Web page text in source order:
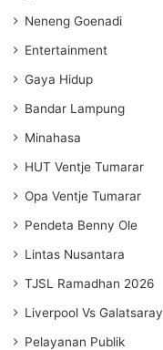
Neneng Goenadi
Entertainment
Gaya Hidup
Bandar Lampung
Minahasa
HUT Ventje Tumarar
Opa Ventje Tumarar
Pendeta Benny Ole
Lintas Nusantara
TJSL Ramadhan 2026
Liverpool Vs Galatsaray
Pelayanan Publik